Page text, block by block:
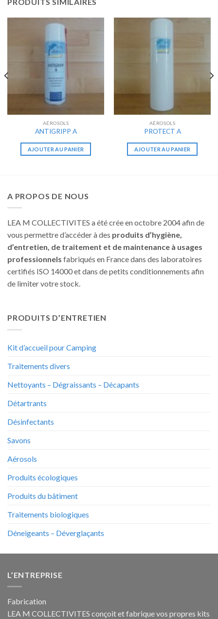
AÉROSOLS
ANTIGRIPP A
AJOUTER AU PANIER
AÉROSOLS
PROTECT A
AJOUTER AU PANIER
A PROPOS DE NOUS
LEA M COLLECTIVITES a été crée en octobre 2004 afin de
vous permettre d’accéder à des produits d’hygiène,
d’entretien, de traitement et de maintenance à usages
professionnels fabriqués en France dans des laboratoires
certifiés ISO 14000 et dans de petits conditionnements afin
de limiter votre stock.
PRODUITS D’ENTRETIEN
Kit d’accueil pour Camping
Traitements divers
Nettoyants – Dégraissants – Décapants
Détartrants
Désinfectants
Savons
Aérosols
Produits écologiques
Produits du bâtiment
Traitements biologiques
Déneigeants – Déverglaçants
L’ENTREPRISE
Fabrication
LEA M COLLECTIVITES conçoit et fabrique vos propres kits